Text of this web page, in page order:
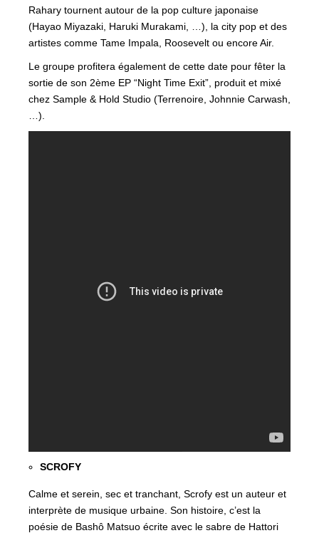
Rahary tournent autour de la pop culture japonaise
(Hayao Miyazaki, Haruki Murakami, …), la city pop et des
artistes comme Tame Impala, Roosevelt ou encore Air.
Le groupe profitera également de cette date pour fêter la
sortie de son 2ème EP “Night Time Exit”, produit et mixé
chez Sample & Hold Studio (Terrenoire, Johnnie Carwash,
…).
SCROFY
Calme et serein, sec et tranchant, Scrofy est un auteur et
interprète de musique urbaine. Son histoire, c’est la
poésie de Bashô Matsuo écrite avec le sabre de Hattori